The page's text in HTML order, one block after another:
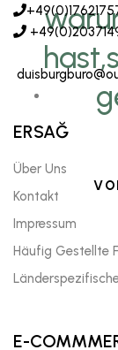
ERSAĞ
Über Uns
Kontakt
Impressum
Häufig Gestellte
E-